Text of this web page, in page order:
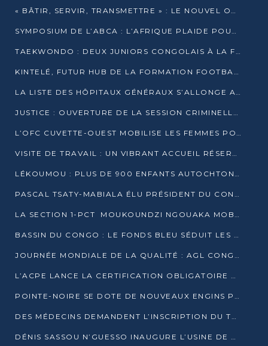
« BÂTIR, SERVIR, TRANSMETTRE » : LE NOUVEL OUVRAGE QUI INTERPELLE LES COLLECTIVITÉS
SYMPOSIUM DE L’ABCA : L’AFRIQUE PLAIDE POUR UN FINANCEMENT CLIMATIQUE ÉQUITABLE
TAEKWONDO : DEUX JUNIORS CONGOLAIS À LA FINALE D’OPEN SYRIES 2025 À ABIDJAN
KINTELÉ, FUTUR HUB DE LA FORMATION FOOTBALLISTIQUE AFRICAINE ?
LA LISTE DES HÔPITAUX GÉNÉRAUX S’ALLONGE AU CONGO
JUSTICE : OUVERTURE DE LA SESSION CRIMINELLE À BRAZZAVILLE AVEC 52 DOSSIERS AU RÔLE
L’OFC CUVETTE-OUEST MOBILISE LES FEMMES POUR ACCUEILLIR LE PRÉSIDENT DE LA RÉPUBLIQUE
VISITE DE TRAVAIL : UN VIBRANT ACCUEIL RÉSERVÉ À DENIS SASSOU-N’GUESSO PAR L’ASSOCIATION « LES AMIS DE WOMO »
LÉKOUMOU : PLUS DE 900 ENFANTS AUTOCHTONES REÇOIVENT DES KITS SCOLAIRES GRÂCE À L’ESPACE OPOKO
PASCAL TSATY-MABIALA ÉLU PRÉSIDENT DU CONSEIL NATIONAL DE L’UPADS
LA SECTION 1-PCT MOUKOUNDZI NGOUAKA MOBILISE 100 000 FCFA POUR LE 6ᵉ CONGRÈS DU PARTI
BASSIN DU CONGO : LE FONDS BLEU SÉDUIT LES BAILLEURS À BELÉM
JOURNÉE MONDIALE DE LA QUALITÉ : AGL CONGO FORME ET SENSIBILISE LES JEUNES TALENTS
L’ACPE LANCE LA CERTIFICATION OBLIGATOIRE DES CONTRATS DE TRAVAIL DES TRANSPORTEURS
POINTE-NOIRE SE DOTE DE NOUVEAUX ENGINS POUR L’ASSAINISSEMENT ET L’ENTRETIEN ROUTIER
DES MÉDECINS DEMANDENT L’INSCRIPTION DU TRAITEMENT DU PIED-BOT DANS LES CURSUS UNIVERSITAIRES
DÉNIS SASSOU N’GUESSO INAUGURE L’USINE DE VALORISATION DU GAZ ASSOCIÉ